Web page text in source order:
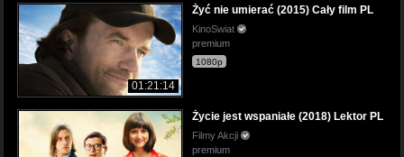
01:21:14
Żyć nie umierać (2015) Cały film PL
KinoSwiat
premium
1080p
Życie jest wspaniałe (2018) Lektor PL
Filmy Akcji
premium